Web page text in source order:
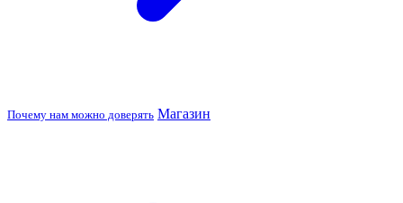
Почему нам можно доверять Магазин